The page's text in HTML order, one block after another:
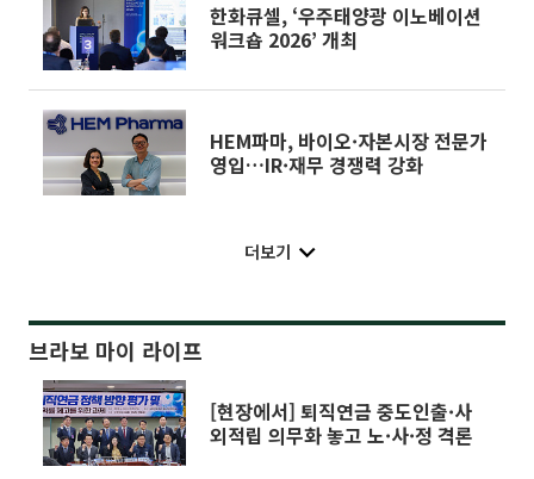
한화큐셀, ‘우주태양광 이노베이션
워크숍 2026’ 개최
HEM파마, 바이오·자본시장 전문가
영입…IR·재무 경쟁력 강화
더보기
브라보 마이 라이프
[현장에서] 퇴직연금 중도인출·사
외적립 의무화 놓고 노·사·정 격론